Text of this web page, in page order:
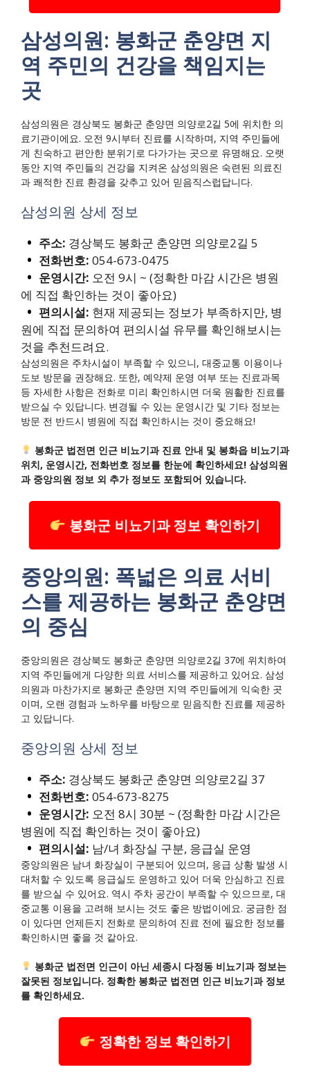
삼성의원: 봉화군 춘양면 지
역 주민의 건강을 책임지는
곳
삼성의원은 경상북도 봉화군 춘양면 의양로2길 5에 위치한 의
료기관이에요. 오전 9시부터 진료를 시작하며, 지역 주민들에
게 친숙하고 편안한 분위기로 다가가는 곳으로 유명해요. 오랫
동안 지역 주민들의 건강을 지켜온 삼성의원은 숙련된 의료진
과 쾌적한 진료 환경을 갖추고 있어 믿음직스럽답니다.
삼성의원 상세 정보
주소: 경상북도 봉화군 춘양면 의양로2길 5
전화번호: 054-673-0475
운영시간: 오전 9시 ~ (정확한 마감 시간은 병원
에 직접 확인하는 것이 좋아요)
편의시설: 현재 제공되는 정보가 부족하지만, 병
원에 직접 문의하여 편의시설 유무를 확인해보시는
것을 추천드려요.
삼성의원은 주차시설이 부족할 수 있으니, 대중교통 이용이나
도보 방문을 권장해요. 또한, 예약제 운영 여부 또는 진료과목
등 자세한 사항은 전화로 미리 확인하시면 더욱 원활한 진료를
받으실 수 있답니다. 변경될 수 있는 운영시간 및 기타 정보는
방문 전 반드시 병원에 직접 확인하시는 것이 중요해요!
봉화군 법전면 인근 비뇨기과 진료 안내 및 봉화읍 비뇨기과
위치, 운영시간, 전화번호 정보를 한눈에 확인하세요! 삼성의원
과 중앙의원 정보 외 추가 정보도 포함되어 있습니다.
봉화군 비뇨기과 정보 확인하기
중앙의원: 폭넓은 의료 서비
스를 제공하는 봉화군 춘양면
의 중심
중앙의원은 경상북도 봉화군 춘양면 의양로2길 37에 위치하여
지역 주민들에게 다양한 의료 서비스를 제공하고 있어요. 삼성
의원과 마찬가지로 봉화군 춘양면 지역 주민들에게 익숙한 곳
이며, 오랜 경험과 노하우를 바탕으로 믿음직한 진료를 제공하
고 있답니다.
중앙의원 상세 정보
주소: 경상북도 봉화군 춘양면 의양로2길 37
전화번호: 054-673-8275
운영시간: 오전 8시 30분 ~ (정확한 마감 시간은
병원에 직접 확인하는 것이 좋아요)
편의시설: 남/녀 화장실 구분, 응급실 운영
중앙의원은 남녀 화장실이 구분되어 있으며, 응급 상황 발생 시
대처할 수 있도록 응급실도 운영하고 있어 더욱 안심하고 진료
를 받으실 수 있어요. 역시 주차 공간이 부족할 수 있으므로, 대
중교통 이용을 고려해 보시는 것도 좋은 방법이에요. 궁금한 점
이 있다면 언제든지 전화로 문의하여 진료 전에 필요한 정보를
확인하시면 좋을 것 같아요.
봉화군 법전면 인근이 아닌 세종시 다정동 비뇨기과 정보는
잘못된 정보입니다. 정확한 봉화군 법전면 인근 비뇨기과 정보
를 확인하세요.
정확한 정보 확인하기